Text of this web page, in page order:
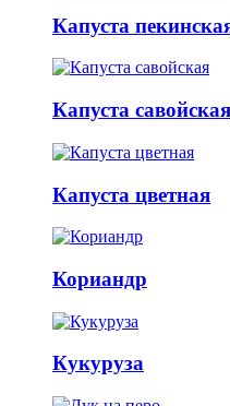
Капуста
Капуста савойская
Капуста цветная
Кориандр
Кукуруза